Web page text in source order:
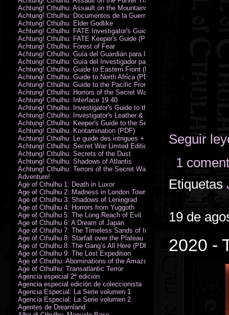
Seguir
1
Etiquetas
19 de
2020 -
Achtung! Cthulhu: Assault on the Mountains of Madness
Achtung! Cthulhu: Documentos de la Guerra Secreta
Achtung! Cthulhu: Elder Godlike
Achtung! Cthulhu: FATE Investigator's Guide (PDF)
Achtung! Cthulhu: FATE Keeper's Guide (PDF)
Achtung! Cthulhu: Forest of Fear
Achtung! Cthulhu: Guía del Guardián para la Guerra Secreta
Achtung! Cthulhu: Guía del Investigador para la Guerra Secreta
Achtung! Cthulhu: Guide to Eastern Front (PDF)
Achtung! Cthulhu: Guide to North Africa (PDF)
Achtung! Cthulhu: Guide to the Pacific Front
Achtung! Cthulhu: Horrors of the Secret War
Achtung! Cthulhu: Interface 19.40
Achtung! Cthulhu: Investigator's Guide to the Secret War
Achtung! Cthulhu: Investigator's Leather & Canvas Bag
Achtung! Cthulhu: Keeper's Guide to the Secret War
Achtung! Cthulhu: Kontamination (PDF)
Achtung! Cthulhu: Le guide des intrigues + ecran
Achtung! Cthulhu: Secret War Limted Edition Book
Achtung! Cthulhu: Secrets of the Dust
Achtung! Cthulhu: Shadows of Atlantis
Achtung! Cthulhu: Terrors of the Secret War
Adventure!
Age of Cthulhu 1: Death in Luxor
Age of Cthulhu 2: Madness in London Town
Age of Cthulhu 3: Shadows of Leningrad
Age of Cthulhu 4: Horrors from Yuggoth
Age of Cthulhu 5: The Long Reach of Evil
Age of Cthulhu 6: A Dream of Japan
Age of Cthulhu 7: The Timeless Sands of India
Age of Cthulhu 8: Starfall over the Plateau of Leng
Age of Cthulhu 8: The Gang’s All Here (PDF)
Age of Cthulhu 9: The Lost Expedition
Age of Cthulhu: Abominations of the Amazon
Age of Cthulhu: Transatlantic Terror
Agencia especial 2ª edición
Agencia especial edición de coleccionista
Agencia Especial: La Serie volumen 1
Agencia Especial: La Serie volumen 2
Agentes de Dreamland